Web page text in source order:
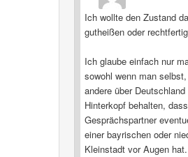
Ich wollte den Zustand
gutheißen oder
Ich glaube einfach nur
sowohl wenn man
andere über
Hinterkopf behalten,
Gesprächspartner
einer bayrischen oder
Kleinstadt vor Augen hat.